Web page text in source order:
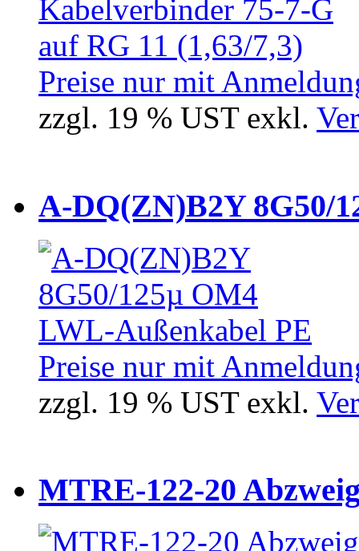
Preise nur mit
zzgl. 19 % UST exkl.
A-DQ(ZN)B2Y 8G50/
Preise nur mit
zzgl. 19 % UST exkl.
MTRE-122-20